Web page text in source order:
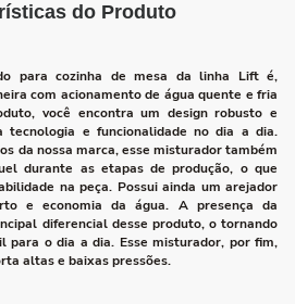
do Produto
para cozinha de mesa da linha Lift é,
com acionamento de água quente e fria
você encontra um design robusto e
e funcionalidade no dia a dia.
da nossa marca, esse misturador também
durante as etapas de produção, o que
na peça. Possui ainda um arejador
e economia da água. A presença da
diferencial desse produto, o tornando
para o dia a dia. Esse misturador, por fim,
altas e baixas pressões.